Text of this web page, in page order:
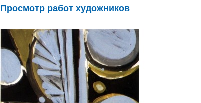
Просмотр работ художников